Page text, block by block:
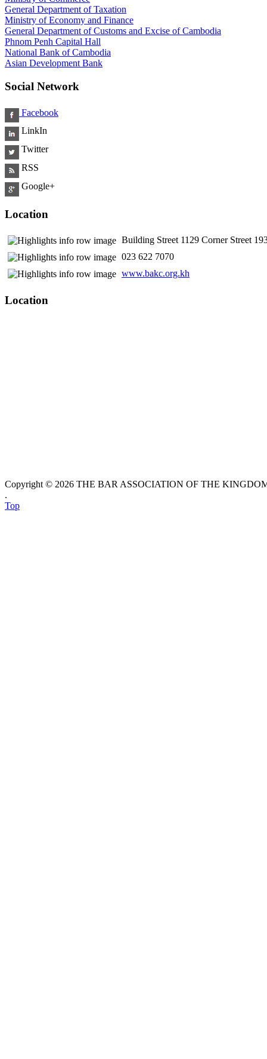
General Department of Taxation
Ministry of Economy and Finance
General Department of Customs and Excise of Cambodia
Phnom Penh Capital Hall
National Bank of Cambodia
Asian Development Bank
Social Network
Facebook
LinkIn
Twitter
RSS
Google+
Location
Building Street 1129 Corner Street
​ 023 622 7070
www.bakc.org.kh
Location
Copyright © 2026 THE BAR ASSOCIATION OF THE
.
Top